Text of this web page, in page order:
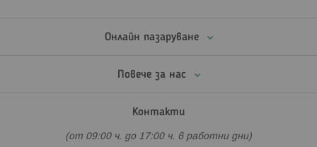
Онлайн пазаруване
Повече за нас
Контакти
(от 09:00 ч. до 17:00 ч. в работни дни)